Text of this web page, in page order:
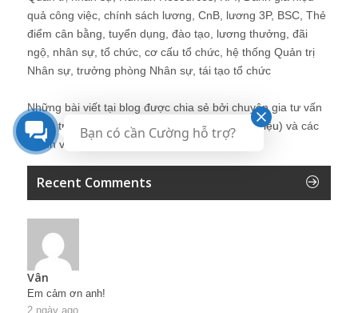
quả công việc, chính sách lương, CnB, lương 3P, BSC, Thẻ
điểm cân bằng, tuyển dụng, đào tạo, lương thưởng, đãi
ngộ, nhân sự, tổ chức, cơ cấu tổ chức, hệ thống Quản trị
Nhân sự, trưởng phòng Nhân sự, tái tạo tổ chức
Những bài viết tại blog được chia sẻ bởi chuyên gia tư vấn
Quản trị Nhân sự Nguyễn Hùng Cường (giới thiệu) và các
thành viên khác trong cộng đồng Nhân sự.
Recent Comments
Vân
Em cảm ơn anh!
2 ngày ago
Bạn có cần Cường hỗ trợ?